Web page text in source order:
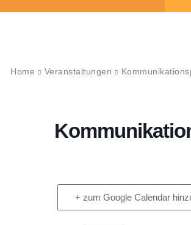
Home Veranstaltungen
+ zum Google Calendar